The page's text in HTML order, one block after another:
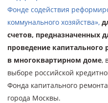
Фонде содействия
коммунального хозяйства»,
счетов, предназначенных
проведение
в многоквартирном доме,
выборе российской
Фонда капитального
города Москвы.